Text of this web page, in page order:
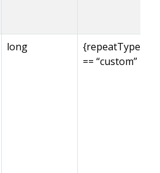
long
{repeatType}
== “custom”